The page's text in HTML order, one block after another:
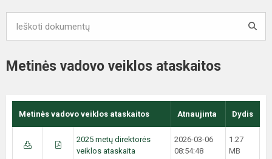
Metinės vadovo veiklos ataskaitos
Metinės vadovo veiklos ataskaitos Atnaujinta Dydis
2025 metų direktorės
veiklos ataskaita
2026-03-06
08:54:48
1.27
MB